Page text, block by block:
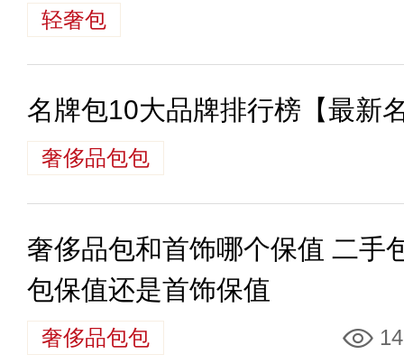
轻奢包
名牌包10大品牌排行榜【最新
奢侈品包包
奢侈品包和首饰哪个保值 二手
包保值还是首饰保值
奢侈品包包